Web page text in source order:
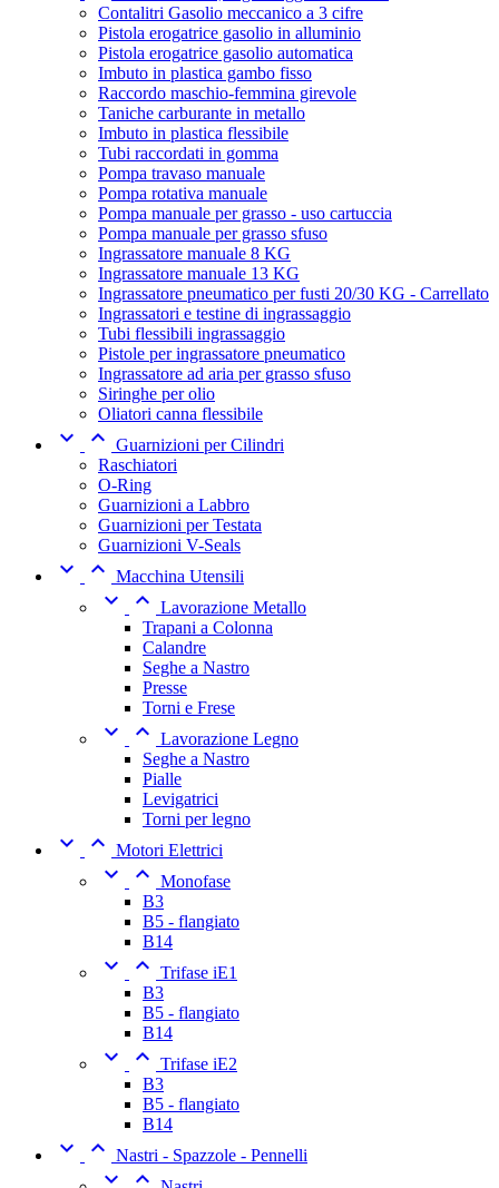
Contalitri Gasolio meccanico a 3 cifre
Pistola erogatrice gasolio in alluminio
Pistola erogatrice gasolio automatica
Imbuto in plastica gambo fisso
Raccordo maschio-femmina girevole
Taniche carburante in metallo
Imbuto in plastica flessibile
Tubi raccordati in gomma
Pompa travaso manuale
Pompa rotativa manuale
Pompa manuale per grasso - uso cartuccia
Pompa manuale per grasso sfuso
Ingrassatore manuale 8 KG
Ingrassatore manuale 13 KG
Ingrassatore pneumatico per fusti 20/30 KG - Carrellato
Ingrassatori e testine di ingrassaggio
Tubi flessibili ingrassaggio
Pistole per ingrassatore pneumatico
Ingrassatore ad aria per grasso sfuso
Siringhe per olio
Oliatori canna flessibile
  Guarnizioni per Cilindri
Raschiatori
O-Ring
Guarnizioni a Labbro
Guarnizioni per Testata
Guarnizioni V-Seals
  Macchina Utensili
  Lavorazione Metallo
Trapani a Colonna
Calandre
Seghe a Nastro
Presse
Torni e Frese
  Lavorazione Legno
Seghe a Nastro
Pialle
Levigatrici
Torni per legno
  Motori Elettrici
  Monofase
B3
B5 - flangiato
B14
  Trifase iE1
B3
B5 - flangiato
B14
  Trifase iE2
B3
B5 - flangiato
B14
  Nastri - Spazzole - Pennelli
 